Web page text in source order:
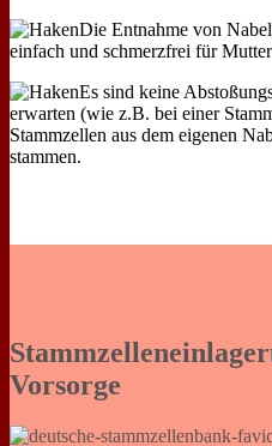
Die Entnahme von
einfach und schmerzfrei für
Es sind keine
erwarten (wie z.B. bei einer
Stammzellen aus dem eigenen
stammen.
Vorsorge